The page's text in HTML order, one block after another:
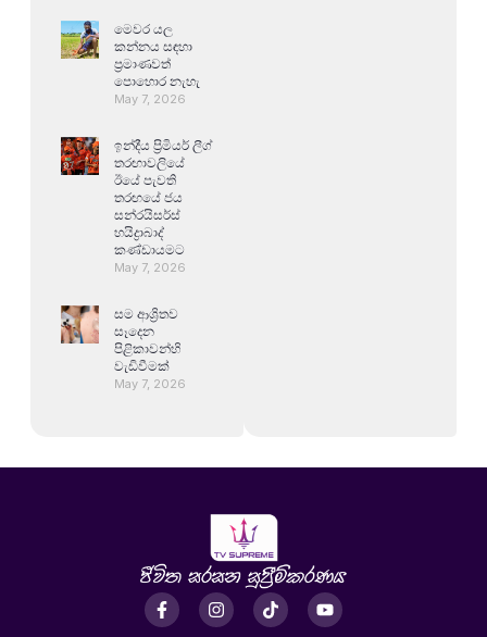
මෙවර යල
කන්නය සඳහා
ප්‍රමාණවත්
පොහොර නැහැ
May 7, 2026
ඉන්දීය ප්‍රිමියර් ලීග්
තරඟාවලියේ
ඊයේ පැවති
තරඟයේ ජය
සන්රයිසර්ස්
හයිද්‍රාබාද්
කණ්ඩායමට
May 7, 2026
සම ආශ්‍රිතව
සෑදෙන
පිළිකාවන්හි
වැඩිවීමක්
May 7, 2026